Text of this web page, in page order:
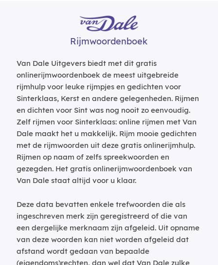
Rijmwoordenboek
Van Dale Uitgevers biedt met dit gratis
onlinerijmwoordenboek de meest uitgebreide
rijmhulp voor leuke rijmpjes en gedichten voor
Sinterklaas, Kerst en andere gelegenheden. Rijmen
en dichten voor Sint was nog nooit zo eenvoudig.
Zelf rijmen voor Sinterklaas: online rijmen met Van
Dale maakt het u makkelijk. Rijm mooie gedichten
met de rijmwoorden uit deze gratis onlinerijmhulp.
Rijmen op naam of zelfs spreekwoorden en
gezegden. Het gratis onlinerijmwoordenboek van
Van Dale staat altijd voor u klaar.
Deze data bevatten enkele trefwoorden die als
ingeschreven merk zijn geregistreerd of die van
een dergelijke merknaam zijn afgeleid. Uit opname
van deze woorden kan niet worden afgeleid dat
afstand wordt gedaan van bepaalde
(eigendoms)rechten, dan wel dat Van Dale zulke